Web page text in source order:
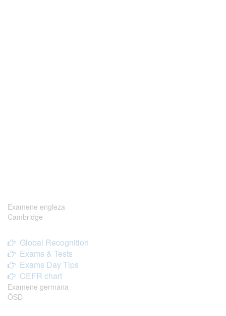
Examene engleza
Cambridge
Global Recognition
Exams & Tests
Exams Day Tips
CEFR chart
Examene germana
ÖSD